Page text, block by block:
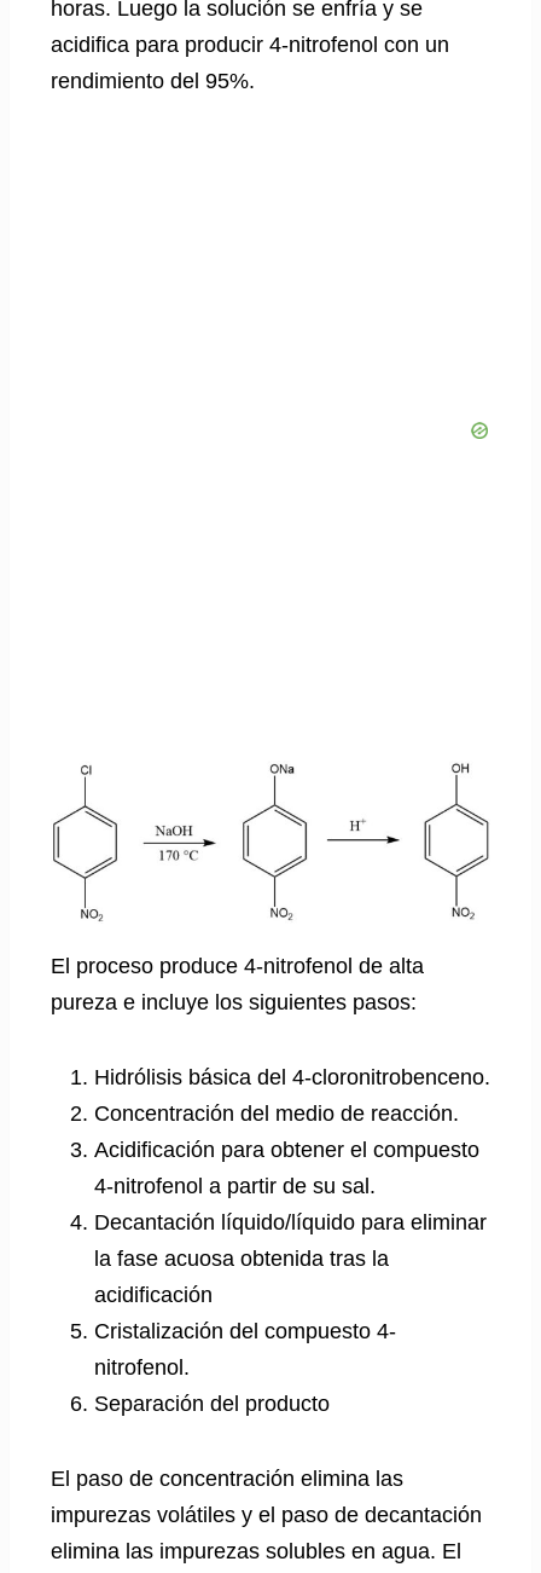
horas. Luego la solución se enfría y se
acidifica para producir 4-nitrofenol con un
rendimiento del 95%.
El proceso produce 4-nitrofenol de alta
pureza e incluye los siguientes pasos:
Hidrólisis básica del 4-cloronitrobenceno.
Concentración del medio de reacción.
Acidificación para obtener el compuesto
4-nitrofenol a partir de su sal.
Decantación líquido/líquido para eliminar
la fase acuosa obtenida tras la
acidificación
Cristalización del compuesto 4-
nitrofenol.
Separación del producto
El paso de concentración elimina las
impurezas volátiles y el paso de decantación
elimina las impurezas solubles en agua. El